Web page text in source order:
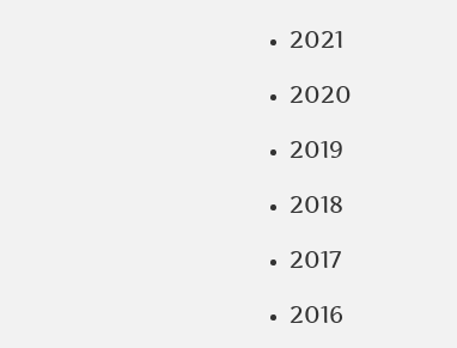
2021
2020
2019
2018
2017
2016